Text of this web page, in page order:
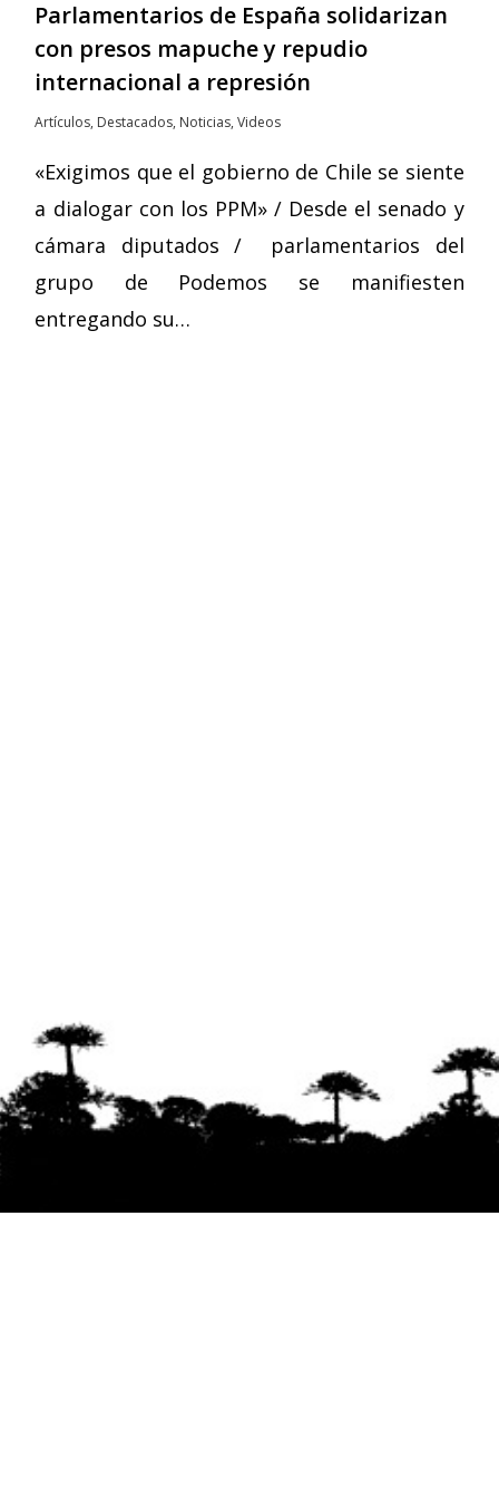
Parlamentarios de España solidarizan
con presos mapuche y repudio
internacional a represión
Artículos, Destacados, Noticias,Videos
«Exigimos que el gobierno de Chile se siente
a dialogar con los PPM» / Desde el senado y
cámara diputados / parlamentarios del
grupo de Podemos se manifiesten
entregando su…